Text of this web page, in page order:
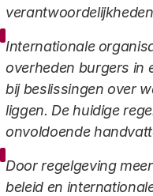
Internationale
overheden burgers in
bij beslissingen over
liggen. De huidige
onvoldoende
Door regelgeving
beleid en